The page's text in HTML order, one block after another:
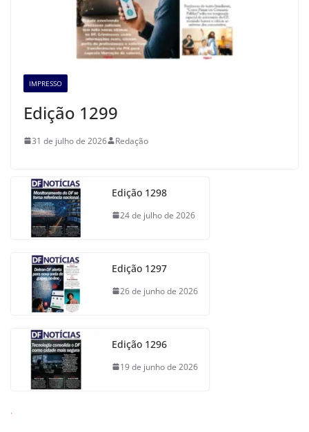
IMPRESSO
Edição 1299
31 de julho de 2026 Redação
Edição 1298
24 de julho de 2026
Edição 1297
26 de junho de 2026
Edição 1296
19 de junho de 2026